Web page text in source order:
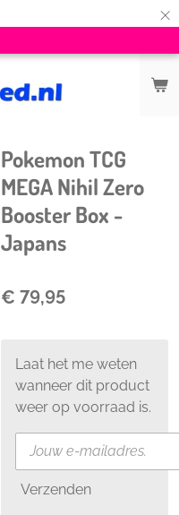
×
Pokemon TCG
MEGA Nihil Zero
Booster Box -
Japans
€ 79,95
Laat het me weten
wanneer dit product
weer op voorraad is.
Verzenden